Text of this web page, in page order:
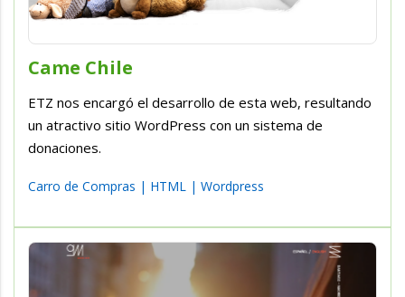
Came Chile
ETZ nos encargó el desarrollo de esta web, resultando
un atractivo sitio WordPress con un sistema de
donaciones.
Carro de Compras | HTML | Wordpress